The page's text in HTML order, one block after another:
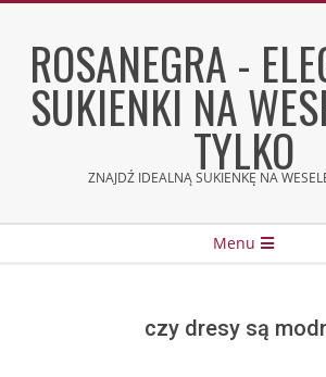
contentROSANEGRA -
SUKIENKI NA
TYLKO
ZNAJDŹ IDEALNĄ SUKIENKĘ NA
Menu
czy dresy są